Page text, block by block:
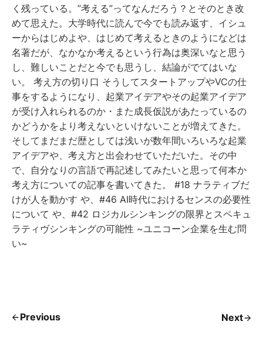
く残っている。”考える”ってなんだろう？とそのとき改
めて思えた。大学時代に読んで今でも読み返す、イシュ
ーからはじめよや、はじめて考えるときのようになどは
名著だが、なかなか考えるという行為は奥深いなと思う
し、難しいことだと今でも思うし、結論がでてはいな
い。 考え方の切り口 そうしてスタートアップやVCの仕
事をするようになり、起業アイデアやその起業アイデア
が受け入れられるのか・また成長仮説があたっているの
かどうかをより考えないといけないことが増えてきた。
そしてまだまだ歴としては浅いが数年間いろいろな起業
アイデアや、考え方と出会わせていただいた。その中
で、自分なりの言語で再記述してみたいと思って何本か
考え方についての記事を書いてきた。 #18 ナラティブだ
けが人を動かす や、#46 AI時代におけるセンスの必要性
について や、#42 ロジカルシンキングの限界とスペキュ
ラティヴシンキングの可能性 ~ユニコーン企業を生む問
い~
Previous Next